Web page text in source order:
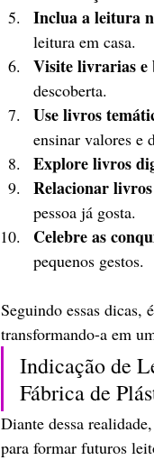
Inclua a leitura
leitura em casa.
Visite livrarias e
descoberta.
Use livros
ensinar valores e
Explore livros
Relacionar livros
pessoa já gosta.
Celebre as
pequenos gestos.
Seguindo essas dicas,
transformando-a em
Indicação de
Fábrica de
Diante dessa
para formar futuros